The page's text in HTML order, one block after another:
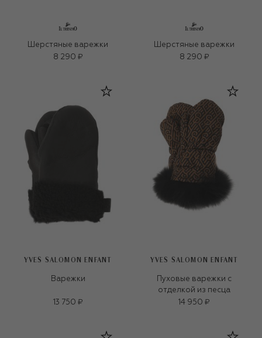
Шерстяные варежки
8 290 ₽
Шерстяные варежки
8 290 ₽
YVES SALOMON ENFANT
Варежки
13 750 ₽
YVES SALOMON ENFANT
Пуховые варежки с
отделкой из песца
14 950 ₽